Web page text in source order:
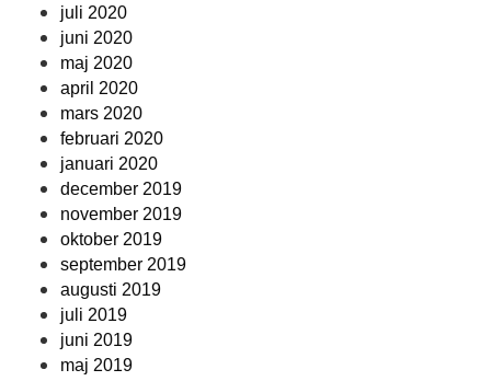
juli 2020
juni 2020
maj 2020
april 2020
mars 2020
februari 2020
januari 2020
december 2019
november 2019
oktober 2019
september 2019
augusti 2019
juli 2019
juni 2019
maj 2019